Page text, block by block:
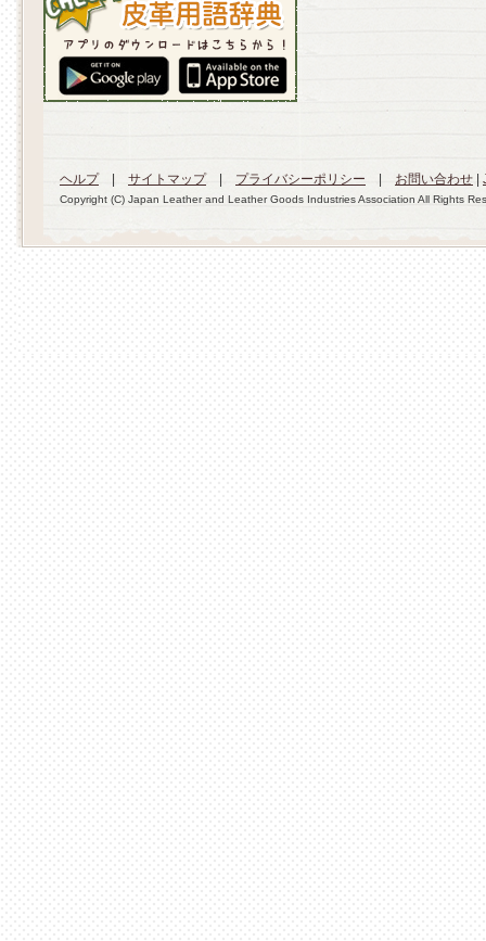
ヘルプ| サイトマップ| プライバシーポリシー お問い合わせ
Copyright (C) Japan Leather and Leather Goods Industries Association All Rights